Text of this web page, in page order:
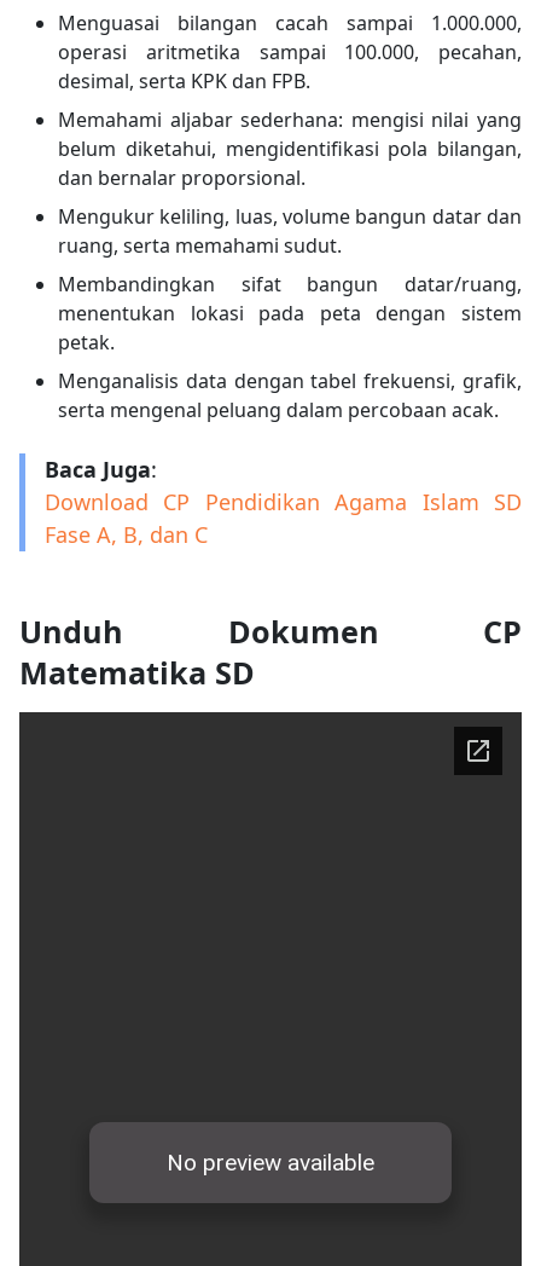
Menguasai bilangan cacah sampai 1.000.000,
operasi aritmetika sampai 100.000, pecahan,
desimal, serta KPK dan FPB.
Memahami aljabar sederhana: mengisi nilai yang
belum diketahui, mengidentifikasi pola bilangan,
dan bernalar proporsional.
Mengukur keliling, luas, volume bangun datar dan
ruang, serta memahami sudut.
Membandingkan sifat bangun datar/ruang,
menentukan lokasi pada peta dengan sistem
petak.
Menganalisis data dengan tabel frekuensi, grafik,
serta mengenal peluang dalam percobaan acak.
Baca Juga:
Download CP Pendidikan Agama Islam SD
Fase A, B, dan C
Unduh Dokumen CP
Matematika SD